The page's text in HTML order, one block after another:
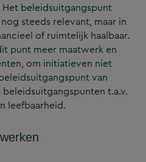
beleidsuitgangspunt
steeds relevant, maar in
of ruimtelijk haalbaar.
punt meer maatwerk en
om initiatieven niet
van
t.a.v.
leefbaarheid.